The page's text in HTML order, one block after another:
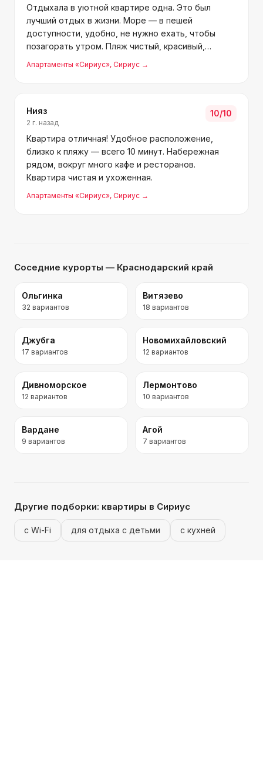
Отдыхала в уютной квартире одна. Это был
лучший отдых в жизни. Море — в пешей
доступности, удобно, не нужно ехать, чтобы
позагорать утром. Пляж чистый, красивый,
ресторанов с видом. Рядом продуктовые и
Апартаменты «Сириус», Сириус →
Нияз
2 г. назад
10/10
Квартира отличная! Удобное расположение,
близко к пляжу — всего 10 минут. Набережная
рядом, вокруг много кафе и ресторанов.
Квартира чистая и ухоженная.
Апартаменты «Сириус», Сириус →
Соседние курорты — Краснодарский край
Ольгинка
32 вариантов
Витязево
18 вариантов
Джубга
17 вариантов
Новомихайловский
12 вариантов
Дивноморское
12 вариантов
Лермонтово
10 вариантов
Вардане
9 вариантов
Агой
7 вариантов
Другие подборки: квартиры в Сириус
с Wi-Fi для отдыха с детьми с кухней